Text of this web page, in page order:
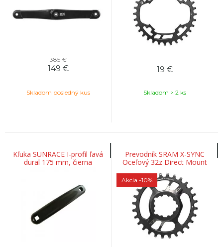
385 €
149 €
Skladom posledný kus
19 €
Skladom > 2 ks
Kľuka SUNRACE I-profil ľavá
dural 175 mm, čierna
Prevodník SRAM X-SYNC
Oceľový 32z Direct Mount
3mm Offset 3.5mm Black 11-
rýchl.
Akcia -10%